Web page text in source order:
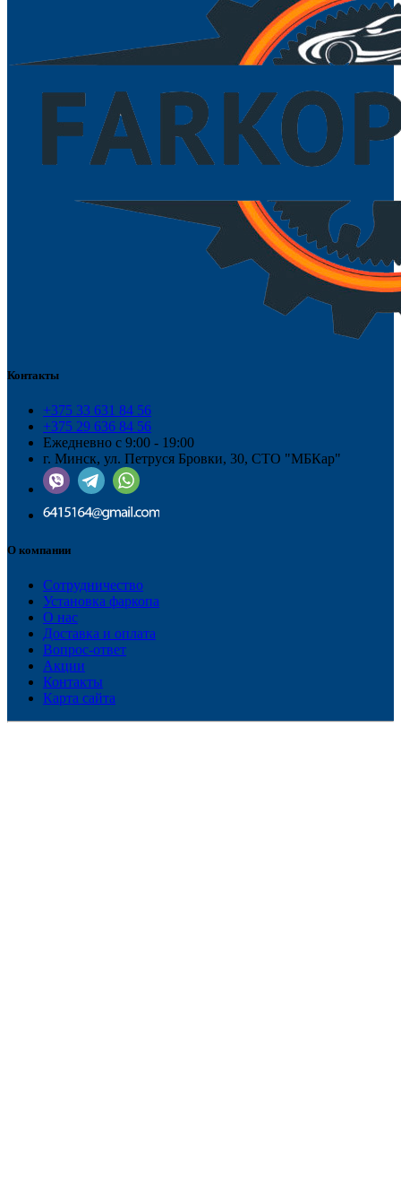
Контакты
+375 33 631 84 56
+375 29 636 84 56
Ежедневно с 9:00 - 19:00
г. Минск, ул. Петруся Бровки, 30, СТО "МБКар"
О компании
Сотрудничество
Установка фаркопа
О нас
Доставка и оплата
Вопрос-ответ
Акции
Контакты
Карта сайта